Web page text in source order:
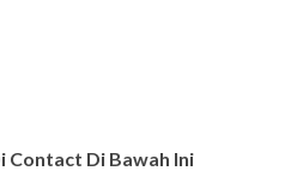
Contact Di Bawah Ini